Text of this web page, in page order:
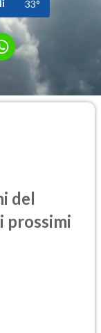
33°
del
prossimi